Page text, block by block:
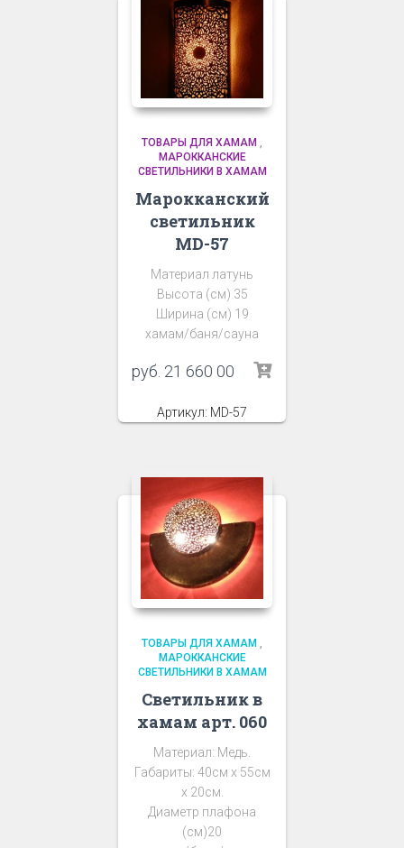
ТОВАРЫ ДЛЯ ХАМАМ ,
МАРОККАНСКИЕ
СВЕТИЛЬНИКИ В ХАМАМ
Марокканский
светильник
MD-57
Материал латунь
Высота (см) 35
Ширина (см) 19
хамам/баня/сауна
руб. 21 660 00
Артикул: MD-57
ТОВАРЫ ДЛЯ ХАМАМ ,
МАРОККАНСКИЕ
СВЕТИЛЬНИКИ В ХАМАМ
Светильник в
хамам арт. 060
Материал: Медь.
Габариты: 40см х 55см
х 20см.
Диаметр плафона
(см)20